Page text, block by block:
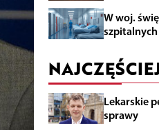
W woj.
Lekarskie
sprawy